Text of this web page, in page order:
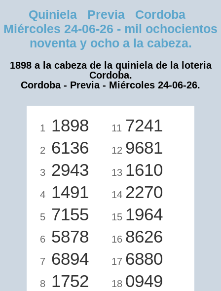
Quiniela Previa Cordoba
Miércoles 24-06-26 - mil ochocientos
noventa y ocho a la cabeza.
1898 a la cabeza de la quiniela de la loteria
Cordoba.
Cordoba - Previa - Miércoles 24-06-26.
1 1898
2 6136
3 2943
4 1491
5 7155
6 5878
7 6894
8 1752
11 7241
12 9681
13 1610
14 2270
15 1964
16 8626
17 6880
18 0949